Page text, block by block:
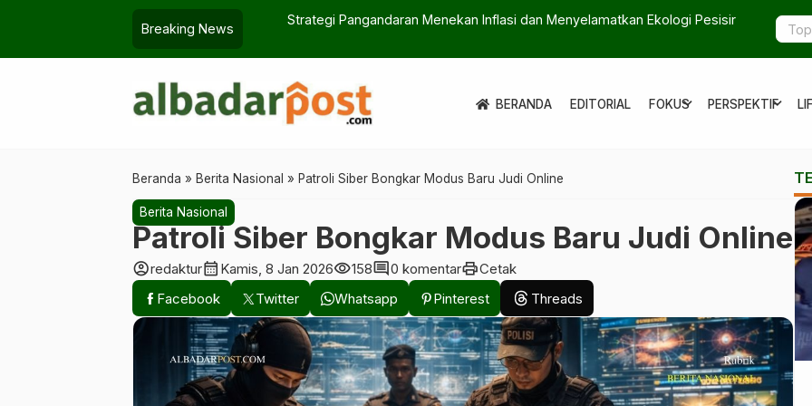
Breaking News
Strategi Pangandaran Menekan Inflasi dan Menyelamatkan Ekologi Pesisir Makna
BERANDA EDITORIAL FOKUS
expand_more PERSPEKTIF
expand_more
Beranda » Berita Nasional » Patroli Siber Bongkar Modus Baru Judi Online
Berita Nasional
Patroli Siber Bongkar Modus Baru Judi Online
account_circleredakturcalendar_month Kamis, 8 Jan 2026visibility158comment0 komentarprintCetak
Facebook
Twitter Whatsapp Pinterest Threads